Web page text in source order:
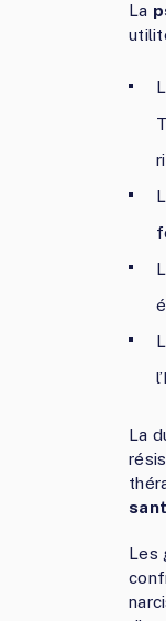
La
La
Les